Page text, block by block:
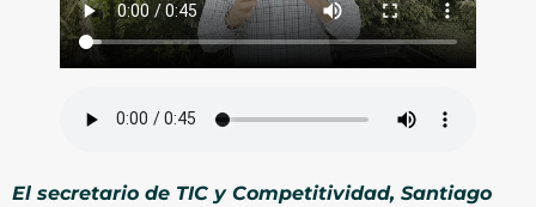
El secretario de TIC y Competitividad, Santiago